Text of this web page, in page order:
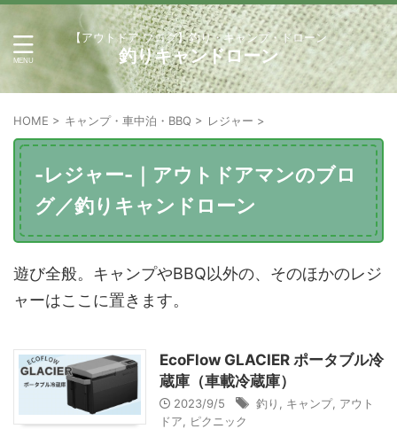
【アウトドア ブログ】釣り・キャンプ・ドローン
釣りキャンドローン
HOME > キャンプ・車中泊・BBQ > レジャー >
-レジャー-｜アウトドアマンのブロ
グ／釣りキャンドローン
遊び全般。キャンプやBBQ以外の、そのほかのレジ
ャーはここに置きます。
EcoFlow GLACIER ポータブル冷
蔵庫（車載冷蔵庫）
2023/9/5 釣り キャンプ, アウト
ドア
ピクニック